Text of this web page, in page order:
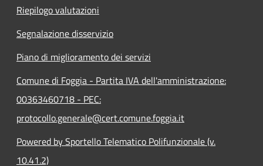
Riepilogo valutazioni
Segnalazione disservizio
Piano di miglioramento dei servizi
Comune di Foggia - Partita IVA dell'amministrazione:
00363460718 - PEC:
protocollo.generale@cert.comune.foggia.it
Powered by Sportello Telematico Polifunzionale (v.
10.41.2)